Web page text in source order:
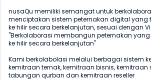
nusaQu memiliki semangat untuk
menciptakan sistem peternakan digital yang
ke hilir secara berkelanjutan, sesuai dengan
"Berkolaborasi membangun peternakan
ke hilir secara berkelanjutan"
Kami berkolabolasi melalui berbagai sistem
kemitraan ternak, kemitraan bisnis, kemitraan
tabungan qurban dan kemitraan reseller